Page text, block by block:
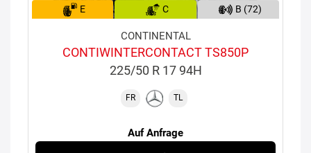
E C B (72)
CONTINENTAL
CONTIWINTERCONTACT TS850P
225/50 R 17 94H
FR TL
Auf Anfrage